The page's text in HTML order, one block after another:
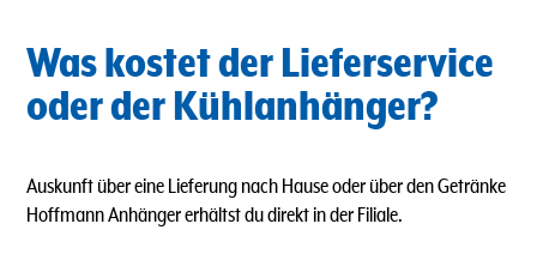
Was kostet der Lieferservice
oder der Kühlanhänger?
Auskunft über eine Lieferung nach Hause oder über den Getränke
Hoffmann Anhänger erhältst du direkt in der Filiale.